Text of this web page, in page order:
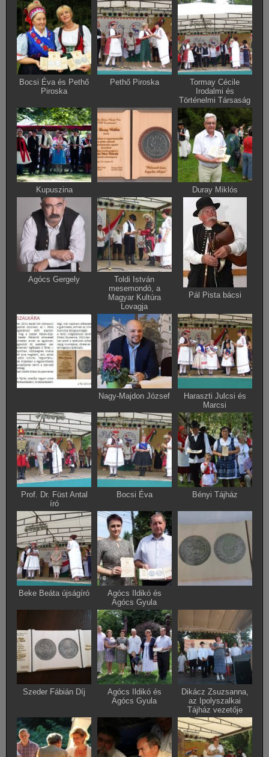
Bocsi Éva és Pethő
Piroska
Pethő Piroska
Tormay Cécile
Irodalmi és
Történelmi Társaság
Kupuszina Duray Miklós
Agócs Gergely
Toldi István
mesemondó, a
Magyar Kultúra
Lovagja
Pál Pista bácsi
Nagy-Majdon József
Haraszti Julcsi és
Marcsi
Prof. Dr. Füst Antal
író
Bocsi Éva Bényi Tájház
Beke Beáta újságíró
Agócs Ildikó és
Agócs Gyula
Szeder Fábián Díj
Agócs Ildikó és
Agócs Gyula
Dikácz Zsuzsanna,
az Ipolyszalkai
Tájház vezetője